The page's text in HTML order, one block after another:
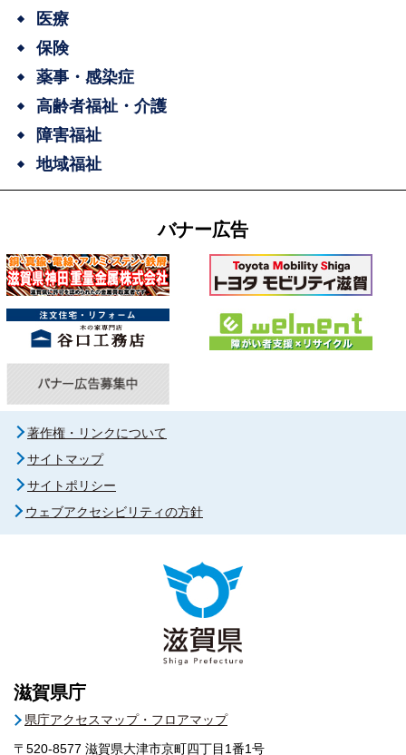
医療
保険
薬事・感染症
高齢者福祉・介護
障害福祉
地域福祉
バナー広告
著作権・リンクについて
サイトマップ
サイトポリシー
ウェブアクセシビリティの方針
滋賀県庁
県庁アクセスマップ・フロアマップ
〒520-8577 滋賀県大津市京町四丁目1番1号